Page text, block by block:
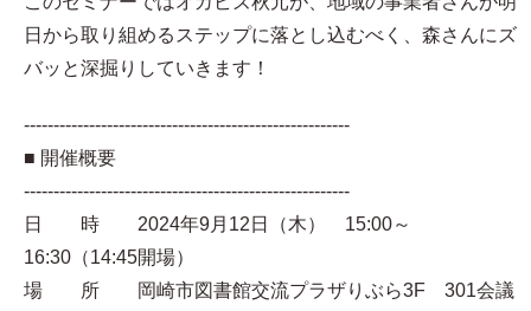
日から取り組めるステップに落とし込むべく、森さんにズ
バッと深掘りしていきます！
-------------------------------------------------------
■ 開催概要
-------------------------------------------------------
日 時 2024年9月12日（木） 15:00～
16:30（14:45開場）
場 所 岡崎市図書館交流プラザりぶら3F 301会議